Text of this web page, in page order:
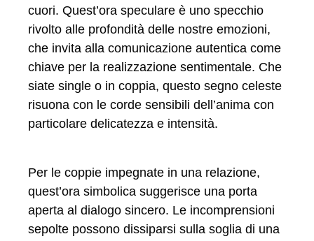
cuori. Quest’ora speculare è uno specchio
rivolto alle profondità delle nostre emozioni,
che invita alla comunicazione autentica come
chiave per la realizzazione sentimentale. Che
siate single o in coppia, questo segno celeste
risuona con le corde sensibili dell’anima con
particolare delicatezza e intensità.
Per le coppie impegnate in una relazione,
quest’ora simbolica suggerisce una porta
aperta al dialogo sincero. Le incomprensioni
sepolte possono dissiparsi sulla soglia di una